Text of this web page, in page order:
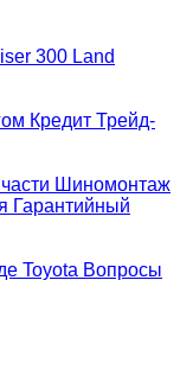
300 Land
Кредит Трейд-
Шиномонтаж
Гарантийный
Toyota Вопросы